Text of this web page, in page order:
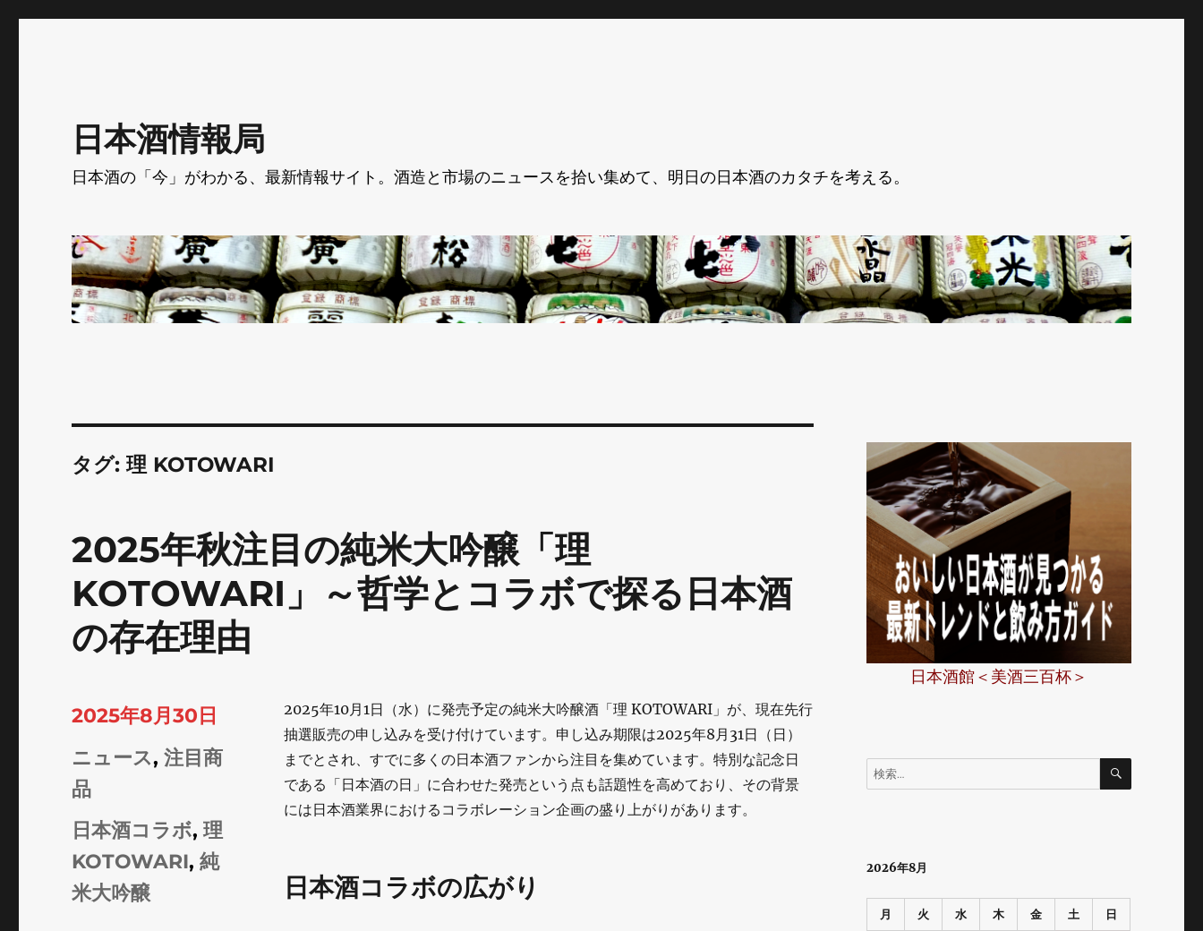
日本酒情報局
日本酒の「今」がわかる、最新情報サイト。酒造と市場のニュースを拾い集めて、明日の日本酒のカタチを考える。
タグ:理 KOTOWARI
2025年秋注目の純米大吟醸「理
KOTOWARI」～哲学とコラボで探る日本酒
の存在理由
2025年10月1日（水）に発売予定の純米大吟醸酒「理 KOTOWARI」が、現在先行
抽選販売の申し込みを受け付けています。申し込み期限は2025年8月31日（日）
までとされ、すでに多くの日本酒ファンから注目を集めています。特別な記念日
である「日本酒の日」に合わせた発売という点も話題性を高めており、その背景
には日本酒業界におけるコラボレーション企画の盛り上がりがあります。
日本酒コラボの広がり
投
稿
日:
2025年8月30日
カ
テ
ゴ
リ
ー
ニュース,注目商
品
タ
グ
日本酒コラボ,理
KOTOWARI,純
米大吟醸
日本酒館＜美酒三百杯＞
検
索:
検
2026年8月
月 火 水 木 金 土 日